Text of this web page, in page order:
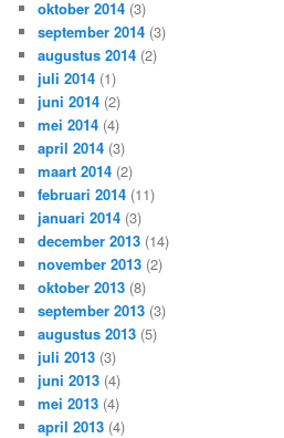
oktober 2014 (3)
september 2014 (3)
augustus 2014 (2)
juli 2014 (1)
juni 2014 (2)
mei 2014 (4)
april 2014 (3)
maart 2014 (2)
februari 2014 (11)
januari 2014 (3)
december 2013 (14)
november 2013 (2)
oktober 2013 (8)
september 2013 (3)
augustus 2013 (5)
juli 2013 (3)
juni 2013 (4)
mei 2013 (4)
april 2013 (4)